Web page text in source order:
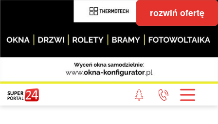
rozwiń ofertę
STRONA GŁÓWNA
POWIAT GRYFICKI